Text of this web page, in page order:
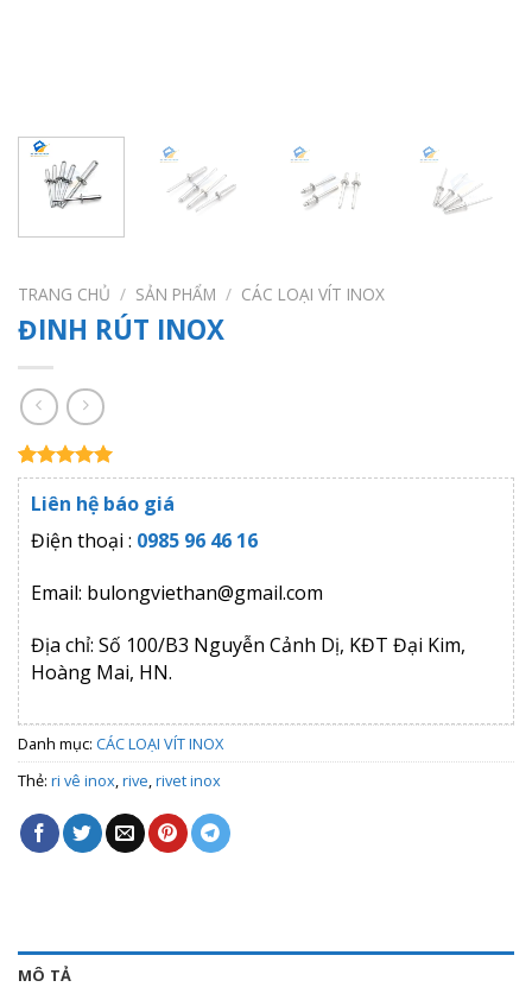
TRANG CHỦ / SẢN PHẨM / CÁC LOẠI VÍT INOX
ĐINH RÚT INOX
5.00trên 5
dựa trên
1
đánh giá
Liên hệ báo giá
Điện thoại : 0985 96 46 16
Email: bulongviethan@gmail.com
Địa chỉ: Số 100/B3 Nguyễn Cảnh Dị, KĐT Đại Kim,
Hoàng Mai, HN.
Danh mục: CÁC LOẠI VÍT INOX
Thẻ: ri vê inox,rive,rivet inox
MÔ TẢ